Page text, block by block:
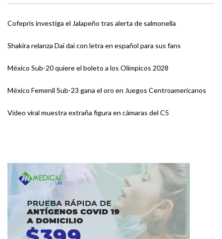
Cofepris investiga el Jalapeño tras alerta de salmonella
Shakira relanza Dai dai con letra en español para sus fans
México Sub-20 quiere el boleto a los Olímpicos 2028
México Femenil Sub-23 gana el oro en Juegos Centroamericanos
Video viral muestra extraña figura en cámaras del C5